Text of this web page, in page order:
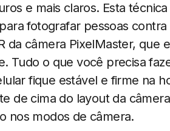
e mais claros. Esta
fotografar pessoas contra
da câmera PixelMaster, que
Tudo o que você precisa
fique estável e firme na
de cima do layout da
nos modos de câmera.